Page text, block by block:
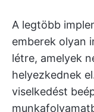
A legtöbb
emberek olyan
létre, amelyek
helyezkednek
viselkedést